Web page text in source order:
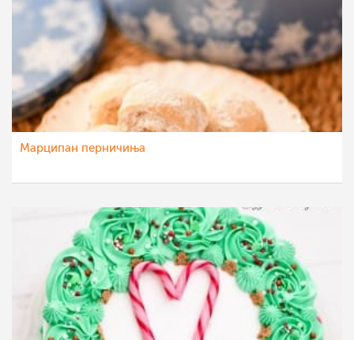
Марципан перничиња